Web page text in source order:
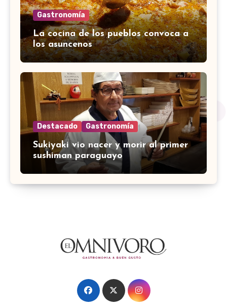
Gastronomía
La cocina de los pueblos convoca a
los asuncenos
Destacado Gastronomía
Sukiyaki vio nacer y morir al primer
sushiman paraguayo